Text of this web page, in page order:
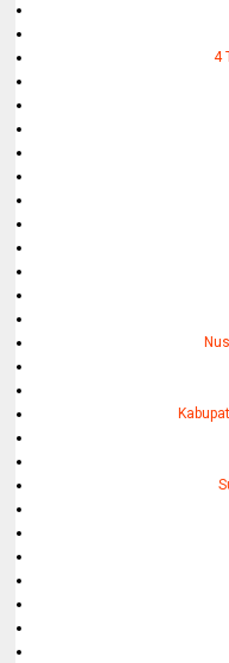
4